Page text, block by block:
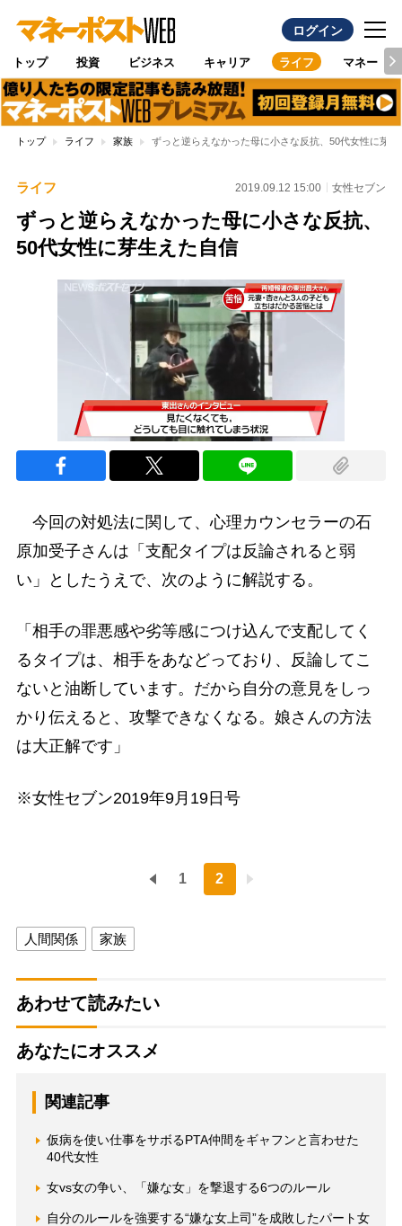
ログイン
トップ 投資 ビジネス キャリア ライフ マネー
トップ ライフ 家族 ずっと逆らえなかった母に小さな反抗、50代女性に芽生
ライフ 2019.09.12 15:00 女性セブン
ずっと逆らえなかった母に小さな反抗、
50代女性に芽生えた自信
今回の対処法に関して、心理カウンセラーの石
原加受子さんは「支配タイプは反論されると弱
い」としたうえで、次のように解説する。
「相手の罪悪感や劣等感につけ込んで支配してく
るタイプは、相手をあなどっており、反論してこ
ないと油断しています。だから自分の意見をしっ
かり伝えると、攻撃できなくなる。娘さんの方法
は大正解です」
※女性セブン2019年9月19日号
1 2
人間関係 家族
あわせて読みたい
あなたにオススメ
関連記事
仮病を使い仕事をサボるPTA仲間をギャフンと言わせた
40代女性
女vs女の争い、「嫌な女」を撃退する6つのルール
自分のルールを強要する“嫌な女上司”を成敗したパート女